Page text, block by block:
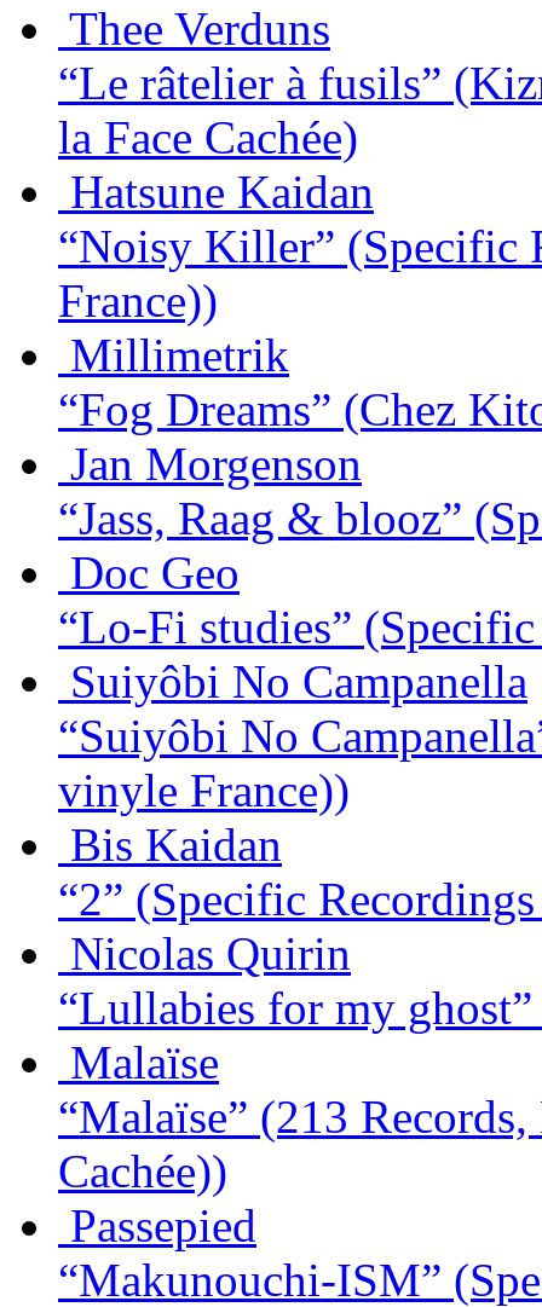
Thee Verduns
“Le râtelier à fusils”
la Face Cachée)
Hatsune Kaidan
“Noisy Killer” (Specific
France))
Millimetrik
“Fog Dreams” (Chez
Jan Morgenson
“Jass, Raag & blooz”
Doc Geo
“Lo-Fi studies”
Suiyôbi No Campanella
“Suiyôbi No
vinyle France))
Bis Kaidan
“2” (Specific
Nicolas Quirin
“Lullabies for my ghost”
Malaïse
“Malaïse” (213
Cachée))
Passepied
“Makunouchi-ISM”